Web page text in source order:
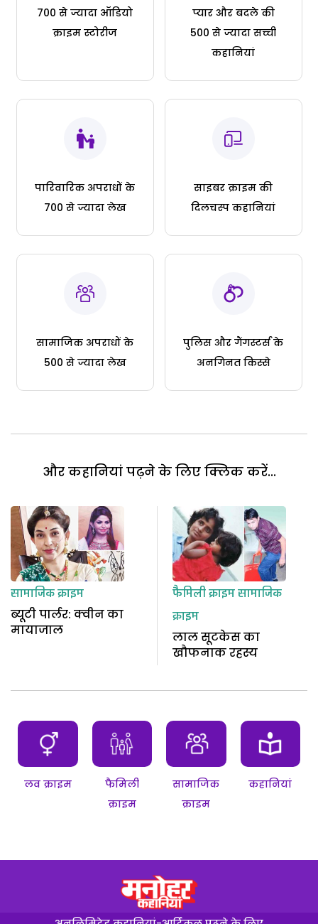
700 से ज्यादा ऑडियो
क्राइम स्टोरीज
प्यार और बदले की
500 से ज्यादा सच्ची
कहानियां
पारिवारिक अपराधों के
700 से ज्यादा लेख
साइबर क्राइम की
दिलचस्प कहानियां
सामाजिक अपराधों के
500 से ज्यादा लेख
पुलिस और गैंगस्टर्स के
अनगिनत किस्से
और कहानियां पढ़ने के लिए क्लिक करें...
सामाजिक क्राइम
ब्यूटी पार्लर: क्वीन का
मायाजाल
फैमिली क्राइमसामाजिक
क्राइम
लाल सूटकेस का
खौफनाक रहस्य
लव क्राइम
फैमिली
क्राइम
सामाजिक
क्राइम
कहानियां